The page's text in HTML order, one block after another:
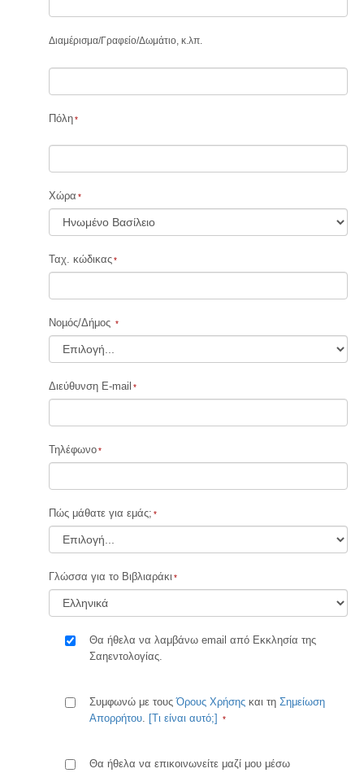
Διαμέρισμα/Γραφείο/Δωμάτιο, κ.λπ.
Πόλη
Χώρα
Ταχ. κώδικας
Νοµός/Δήμος
Διεύθυνση E-mail
Τηλέφωνο
Πώς μάθατε για εμάς;
Γλώσσα για το Βιβλιαράκι
Θα ήθελα να λαμβάνω email από Εκκλησία της
Σαηεντολογίας.
Συμφωνώ με τουςΌρους Χρήσης και τη Σημείωση
Απορρήτου. [Τι είναι αυτό;]
Θα ήθελα να επικοινωνείτε μαζί μου μέσω